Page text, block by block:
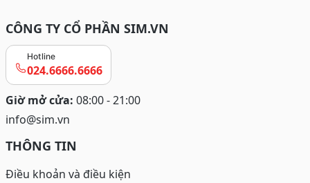
CÔNG TY CỔ PHẦN SIM.VN
Hotline
024.6666.6666
Giờ mở cửa: 08:00 - 21:00
info@sim.vn
THÔNG TIN
Điều khoản và điều kiện